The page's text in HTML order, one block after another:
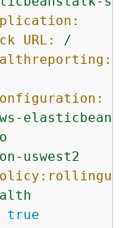
URL:
/
uswest2
true